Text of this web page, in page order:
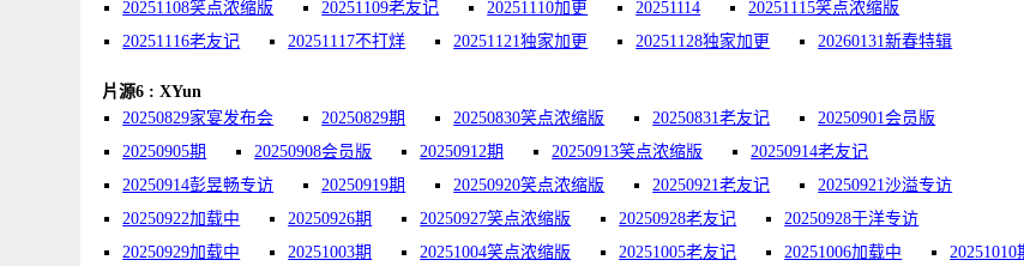
20251108笑点浓缩版
20251109老友记 20251110加更 20251114
20251115笑点浓缩版
20251116老友记
20251117不打烊 20251121独家加更 20251128独家加更 20260131新春特辑
片源6 : XYun
20250829家宴发布会
20250829期 20250830笑点浓缩版 20250831老友记
20250901会员版
20250905期
20250908会员版 20250912期 20250913笑点浓缩版
20250914老友记
20250914彭昱畅专访
20250919期 20250920笑点浓缩版 20250921老友记
20250921沙溢专访
20250922加载中
20250926期 20250927笑点浓缩版 20250928老友记
20250928于洋专访
20250929加载中
20251003期 20251004笑点浓缩版 20251005老友记 20251006加载中
20251010